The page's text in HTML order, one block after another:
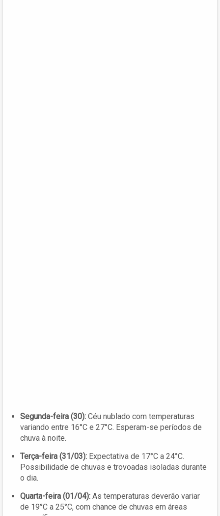
Segunda-feira (30): Céu nublado com temperaturas
variando entre 16°C e 27°C. Esperam-se períodos de
chuva à noite.
Terça-feira (31/03): Expectativa de 17°C a 24°C.
Possibilidade de chuvas e trovoadas isoladas durante
o dia.
Quarta-feira (01/04): As temperaturas deverão variar
de 19°C a 25°C, com chance de chuvas em áreas